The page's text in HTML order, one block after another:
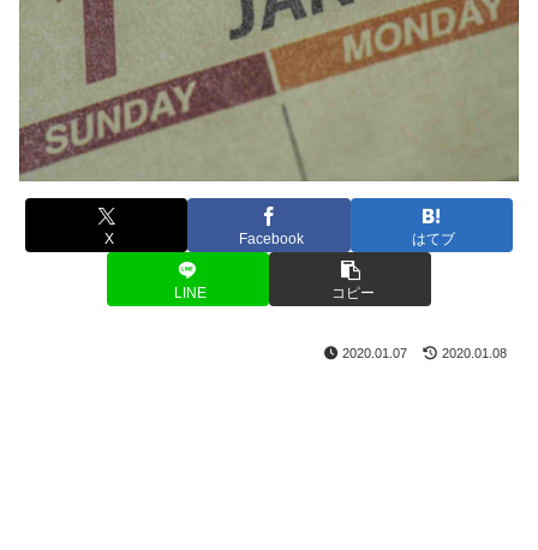
X Facebook はてブ
LINE コピー
2020.01.07 2020.01.08